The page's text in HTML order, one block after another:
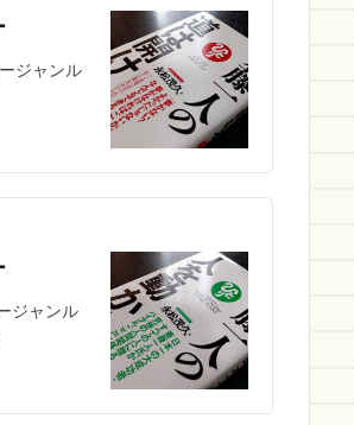
ジャンル
ジャンル